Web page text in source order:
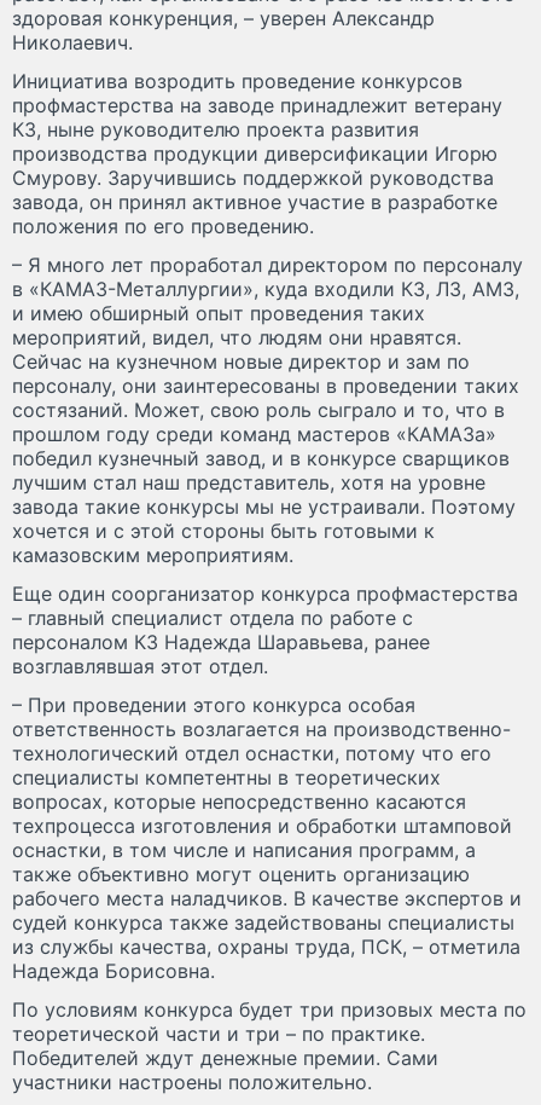
здоровая конкуренция, – уверен Александр
Николаевич.
Инициатива возродить проведение конкурсов
профмастерства на заводе принадлежит ветерану
КЗ, ныне руководителю проекта развития
производства продукции диверсификации Игорю
Смурову. Заручившись поддержкой руководства
завода, он принял активное участие в разработке
положения по его проведению.
– Я много лет проработал директором по персоналу
в «КАМАЗ-Металлургии», куда входили КЗ, ЛЗ, АМЗ,
и имею обширный опыт проведения таких
мероприятий, видел, что людям они нравятся.
Сейчас на кузнечном новые директор и зам по
персоналу, они заинтересованы в проведении таких
состязаний. Может, свою роль сыграло и то, что в
прошлом году среди команд мастеров «КАМАЗа»
победил кузнечный завод, и в конкурсе сварщиков
лучшим стал наш представитель, хотя на уровне
завода такие конкурсы мы не устраивали. Поэтому
хочется и с этой стороны быть готовыми к
камазовским мероприятиям.
Еще один соорганизатор конкурса профмастерства
– главный специалист отдела по работе с
персоналом КЗ Надежда Шаравьева, ранее
возглавлявшая этот отдел.
– При проведении этого конкурса особая
ответственность возлагается на производственно-
технологический отдел оснастки, потому что его
специалисты компетентны в теоретических
вопросах, которые непосредственно касаются
техпроцесса изготовления и обработки штамповой
оснастки, в том числе и написания программ, а
также объективно могут оценить организацию
рабочего места наладчиков. В качестве экспертов и
судей конкурса также задействованы специалисты
из службы качества, охраны труда, ПСК, – отметила
Надежда Борисовна.
По условиям конкурса будет три призовых места по
теоретической части и три – по практике.
Победителей ждут денежные премии. Сами
участники настроены положительно.